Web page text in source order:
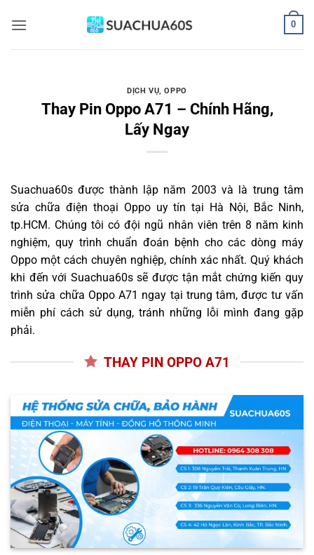
qua
0
DỊCH VỤ,OPPO
Thay Pin Oppo A71 – Chính Hãng,
Lấy Ngay
Suachua60s được thành lập năm 2003 và là trung tâm
sửa chữa điện thoại Oppo uy tín tại Hà Nội, Bắc Ninh,
tp.HCM. Chúng tôi có đội ngũ nhân viên trên 8 năm kinh
nghiệm, quy trình chuẩn đoán bệnh cho các dòng máy
Oppo một cách chuyên nghiệp, chính xác nhất. Quý khách
khi đến với Suachua60s sẽ được tận mắt chứng kiến quy
trình sửa chữa Oppo A71 ngay tại trung tâm, được tư vấn
miễn phí cách sử dụng, tránh những lỗi mình đang gặp
phải.
THAY PIN OPPO A71